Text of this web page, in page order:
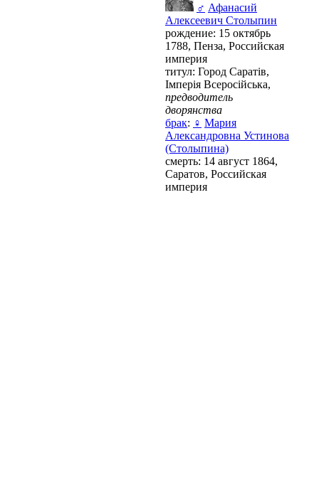
♂ Афанасий
Алексеевич Столыпин
рождение: 15 октябрь
1788, Пенза, Российская
империя
титул: Город Саратів,
Імперія Всеросійська,
предводитель
дворянства
брак: ♀ Мария
Александровна Устинова
(Столыпина)
смерть: 14 август 1864,
Саратов, Российская
империя